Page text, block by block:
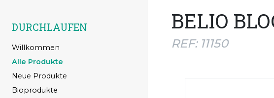
DURCHLAUFEN
Willkommen
Alle Produkte
Neue Produkte
Bioprodukte
BELIO
REF: 11150